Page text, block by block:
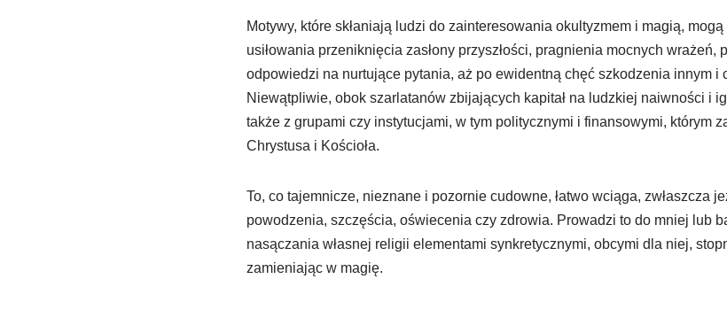
Motywy, które skłaniają ludzi do zainteresowania okultyzmem i magią,
usiłowania przeniknięcia zasłony przyszłości, pragnienia mocnych
odpowiedzi na nurtujące pytania, aż po ewidentną chęć szkodzenia innym i
Niewątpliwie, obok szarlatanów zbijających kapitał na ludzkiej naiwności i
także z grupami czy instytucjami, w tym politycznymi i finansowymi, którym
Chrystusa i Kościoła.
To, co tajemnicze, nieznane i pozornie cudowne, łatwo wciąga, zwłaszcza
powodzenia, szczęścia, oświecenia czy zdrowia. Prowadzi to do mniej lub
nasączania własnej religii elementami synkretycznymi, obcymi dla niej,
zamieniając w magię.